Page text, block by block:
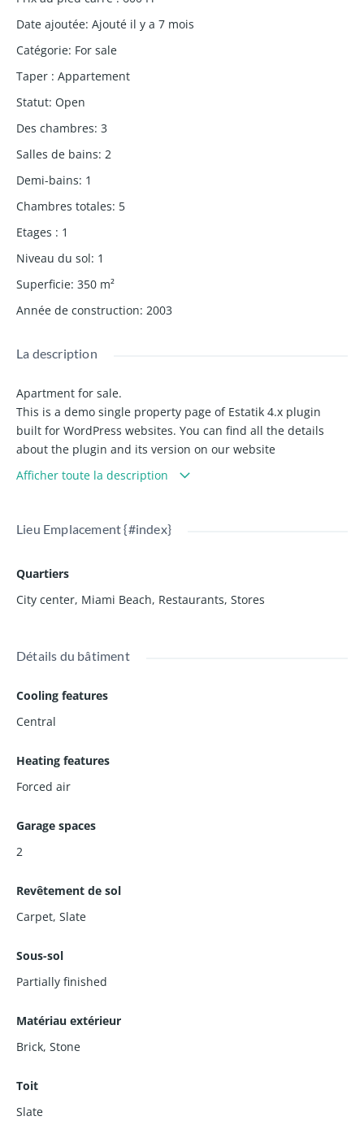
Date ajoutée: Ajouté il y a 7 mois
Catégorie: For sale
Taper : Appartement
Statut: Open
Des chambres: 3
Salles de bains: 2
Demi-bains: 1
Chambres totales: 5
Etages : 1
Niveau du sol: 1
Superficie: 350 m²
Année de construction: 2003
La description
Apartment for sale.
This is a demo single property page of Estatik 4.x plugin
built for WordPress websites. You can find all the details
about the plugin and its version on our website
www.estatik.net.
The best luxurious apartment for buy in Miami Beach and
more details and book an appointment with your agent.
Afficher toute la description
Lieu Emplacement {#index}
Quartiers
City center, Miami Beach, Restaurants, Stores
Détails du bâtiment
Cooling features
Central
Heating features
Forced air
Garage spaces
2
Revêtement de sol
Carpet, Slate
Sous-sol
Partially finished
Matériau extérieur
Brick, Stone
Toit
Slate